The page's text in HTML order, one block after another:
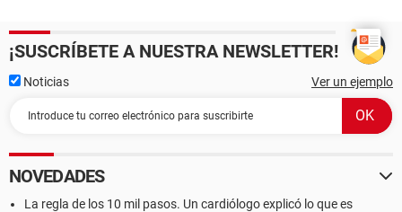
¡SUSCRÍBETE A NUESTRA NEWSLETTER!
Noticias Ver un ejemplo
NOVEDADES
La regla de los 10 mil pasos. Un cardiólogo explicó lo que es